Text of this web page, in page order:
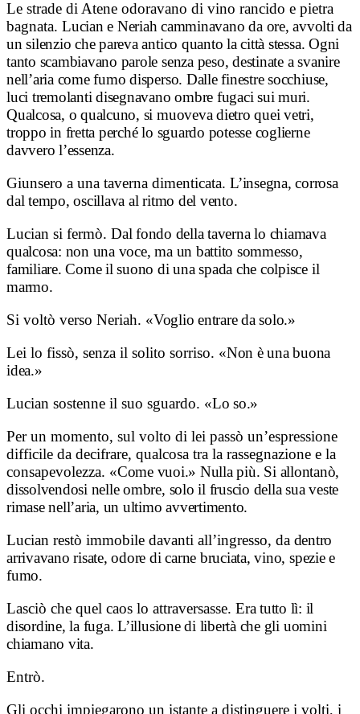
Le strade di Atene odoravano di vino rancido e pietra
bagnata. Lucian e Neriah camminavano da ore, avvolti da
un silenzio che pareva antico quanto la città stessa.Ogni
tanto scambiavano parole senza peso, destinate a svanire
nell’aria come fumo disperso. Dalle finestre socchiuse,
luci tremolanti disegnavano ombre fugaci sui muri.
Qualcosa, o qualcuno, si muoveva dietro quei vetri,
troppo in fretta perché lo sguardo potesse coglierne
davvero l’essenza.
Giunsero a una taverna dimenticata. L’insegna, corrosa
dal tempo, oscillava al ritmo del vento.
Lucian si fermò. Dal fondo della taverna lo chiamava
qualcosa: non una voce, ma un battito sommesso,
familiare. Come il suono di una spada che colpisce il
marmo.
Si voltò verso Neriah. «Voglio entrare da solo.»
Lei lo fissò, senza il solito sorriso. «Non è una buona
idea.»
Lucian sostenne il suo sguardo. «Lo so.»
Per un momento, sul volto di lei passò un’espressione
difficile da decifrare, qualcosa tra la rassegnazione e la
consapevolezza. «Come vuoi.» Nulla più. Si allontanò,
dissolvendosi nelle ombre, solo il fruscio della sua veste
rimase nell’aria, un ultimo avvertimento.
Lucian restò immobile davanti all’ingresso, da dentro
arrivavano risate, odore di carne bruciata, vino, spezie e
fumo.
Lasciò che quel caos lo attraversasse. Era tutto lì: il
disordine, la fuga.L’illusione di libertà che gli uomini
chiamano vita.
Entrò.
Gli occhi impiegarono un istante a distinguere i volti, i